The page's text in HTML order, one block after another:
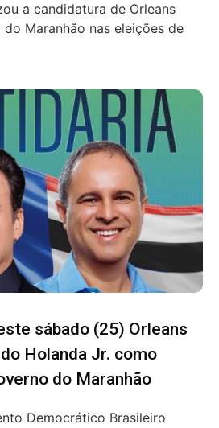
a candidatura de Orleans
Maranhão nas eleições de
sábado (25) Orleans
Holanda Jr. como
do Maranhão
Democrático Brasileiro